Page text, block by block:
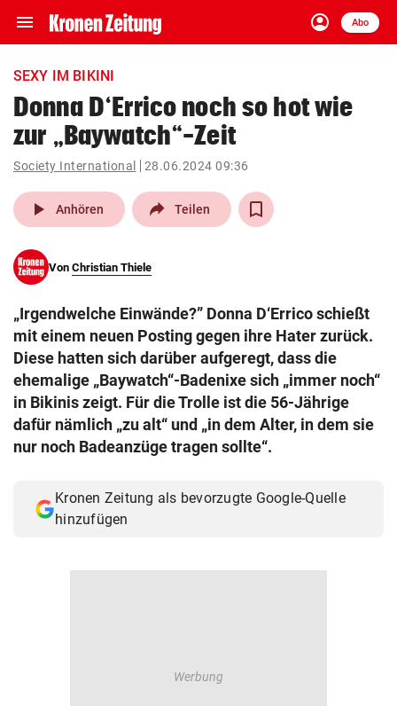
menu Navigation
ein-/ausklappen
account_circle
Anmelden
Abo
close Schließen
account_circle Anmelden
pin_drop
Wien arrow_right
search
eingeben
© Krone Multimedia GmbH & Co KG 2026
Muthgasse 2, 1190 Wien
SEXY IM BIKINI
Donna D‘Errico noch so hot wie
zur „Baywatch“-Zeit
Society International 28.06.2024 09:36
play_arrow Anhören Teilen
Von Christian Thiele
„Irgendwelche Einwände?” Donna D‘Errico schießt
mit einem neuen Posting gegen ihre Hater zurück.
Diese hatten sich darüber aufgeregt, dass die
ehemalige „Baywatch“-Badenixe sich „immer noch“
in Bikinis zeigt. Für die Trolle ist die 56-Jährige
dafür nämlich „zu alt“ und „in dem Alter, in dem sie
nur noch Badeanzüge tragen sollte“.
Kronen Zeitung als bevorzugte Google-Quelle
hinzufügen